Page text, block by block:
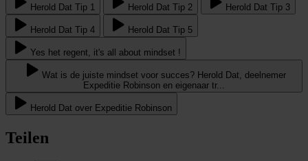
Herold Dat Tip 1 Herold Dat Tip 2 Herold Dat Tip 3
Herold Dat Tip 4 Herold Dat Tip 5
Yes het regent, it's all about mindset !
Wat is de juiste mindset voor succes? Herold Dat, deelnemer
Expeditie Robinson en eigenaar tr...
Herold Dat over Expeditie Robinson
Teilen